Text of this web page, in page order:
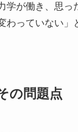
が働き、思っ
わっていない
の問題点